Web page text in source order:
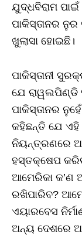
ଯୁଦ୍ଧବିରାମ
ପାକିସ୍ତାନର
ଖୁଲାସା ହୋଇଛି।
ପାକିସ୍ତାନୀ
ଯେ ରାୱଲପିଣ୍ଡି
ପାକିସ୍ତାନର
କହିଛନ୍ତି ଯେ ଏହି
ନିୟନ୍ତ୍ରଣରେ ଅଛି
ହସ୍ତକ୍ଷେପ
ଆମେରିକା କ’ଣ
ରଖିପାରିବ?
ଏୟାରବେସ
ଅନ୍ୟ ଦେଶରେ